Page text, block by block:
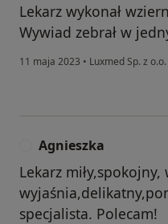
Lekarz wykonał
Wywiad zebrał w
11 maja 2023 • Luxmed Sp. z
Agnieszka
Lekarz miły,spokojny,
specjalista. Polecam!